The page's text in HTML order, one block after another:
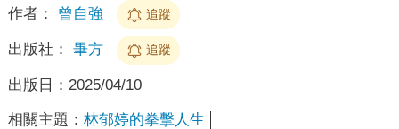
作者： 曾自強 追蹤
出版社： 畢方 追蹤
出版日： 2025/04/10
相關主題： 林郁婷的拳擊人生